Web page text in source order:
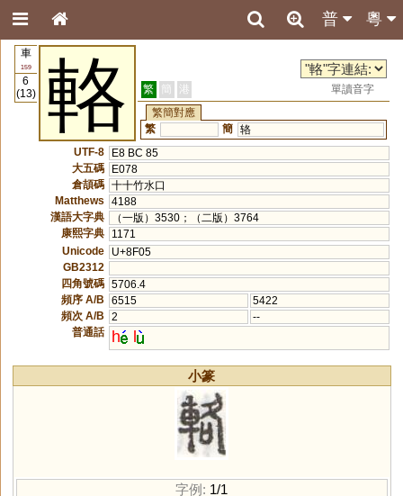
粵
普
車
159
6
(13)
輅 繁 簡 港
單讀音字
繁簡對應
繁
簡 辂
UTF-8
E8 BC 85
大五碼
E078
倉頡碼 十十竹水口
Matthews
4188
漢語大字典
（一版）3530；（二版）3764
康熙字典
1171
Unicode
U+8F05
GB2312
四角號碼 5706.4
頻序 A/B
6515
5422
頻次 A/B
2
--
普通話
h l
小篆
字例: 1/1